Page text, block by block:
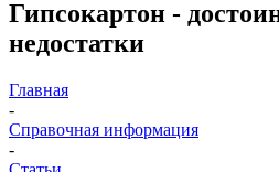
Гипсокартон -
недостатки
Главная
-
Справочная информация
-